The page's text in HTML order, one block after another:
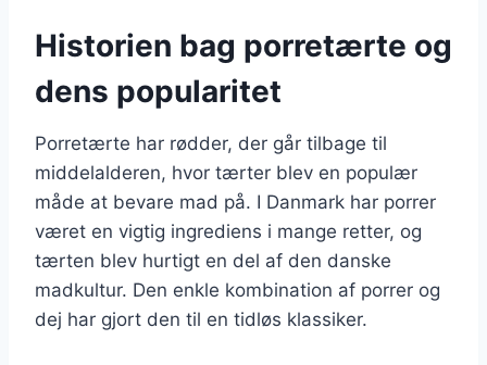
Historien bag porretærte og
dens popularitet
Porretærte har rødder, der går tilbage til
middelalderen, hvor tærter blev en populær
måde at bevare mad på. I Danmark har porrer
været en vigtig ingrediens i mange retter, og
tærten blev hurtigt en del af den danske
madkultur. Den enkle kombination af porrer og
dej har gjort den til en tidløs klassiker.